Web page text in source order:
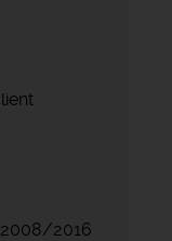
2008/2016